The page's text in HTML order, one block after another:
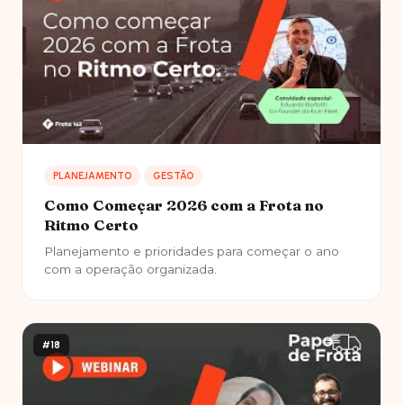
PLANEJAMENTO GESTÃO
Como Começar 2026 com a Frota no
Ritmo Certo
Planejamento e prioridades para começar o ano
com a operação organizada.
#18